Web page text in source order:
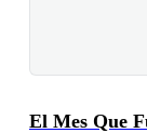
El Mes Que